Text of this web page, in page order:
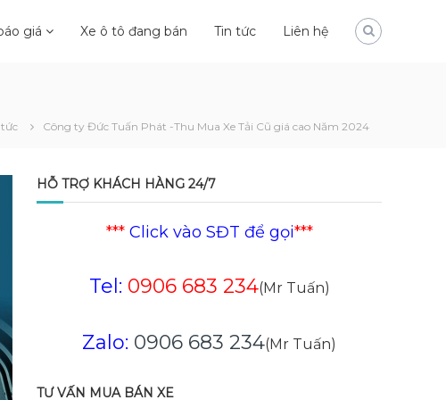
giá Xe ô tô đang bán Tin tức Liên hệ
Công ty Đức Tuấn Phát -Thu Mua Xe Tải Cũ giá cao Năm 2024
HỖ TRỢ KHÁCH HÀNG 24/7
***Click vào SĐT để gọi***
Tel: 0906 683 234(Mr Tuấn)
Zalo: 0906 683 234(Mr Tuấn)
TƯ VẤN MUA BÁN XE